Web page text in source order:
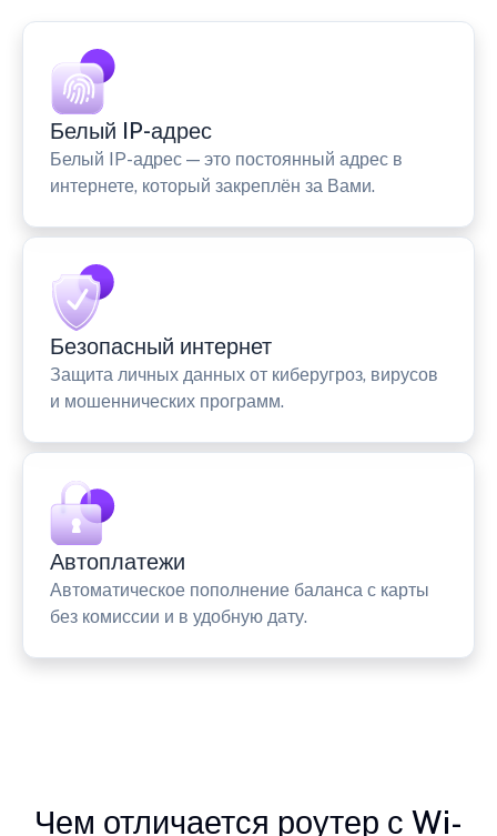
Белый IP-адрес
Белый IP-адрес — это постоянный адрес в
интернете, который закреплён за Вами.
Безопасный интернет
Защита личных данных от киберугроз, вирусов
и мошеннических программ.
Автоплатежи
Автоматическое пополнение баланса с карты
без комиссии и в удобную дату.
Чем отличается роутер с Wi-